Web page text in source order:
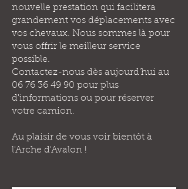
nouvelle prestation qui facilitera
grandement vos déplacements avec
vos chevaux. Nous sommes là pour
vous offrir le meilleur service
possible.
Contactez-nous dès aujourd'hui au
06 76 36 49 90 pour plus
d'informations ou pour réserver
votre camion.
Au plaisir de vous voir bientôt à
l'Arche d'Avalon !